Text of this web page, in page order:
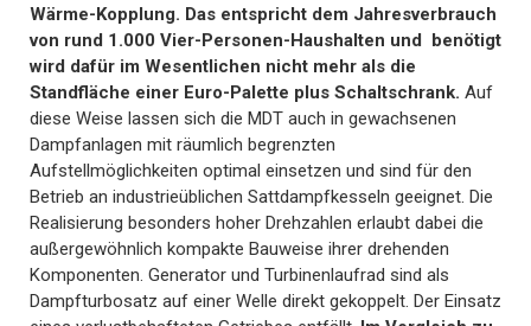
Wärme-Kopplung. Das entspricht dem Jahresverbrauch
von rund 1.000 Vier-Personen-Haushalten und benötigt
wird dafür im Wesentlichen nicht mehr als die
Standfläche einer Euro-Palette plus Schaltschrank. Auf
diese Weise lassen sich die MDT auch in gewachsenen
Dampfanlagen mit räumlich begrenzten
Aufstellmöglichkeiten optimal einsetzen und sind für den
Betrieb an industrieüblichen Sattdampfkesseln geeignet. Die
Realisierung besonders hoher Drehzahlen erlaubt dabei die
außergewöhnlich kompakte Bauweise ihrer drehenden
Komponenten. Generator und Turbinenlaufrad sind als
Dampfturbosatz auf einer Welle direkt gekoppelt. Der Einsatz